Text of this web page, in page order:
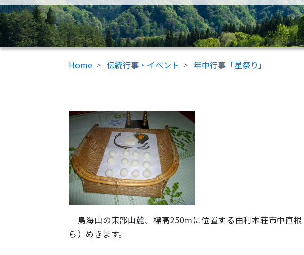
Home 伝統行事・イベント 年中行事「星祭り」
鳥海山の東部山麓、標高250ｍに位置する由利本荘市中直
ら）めきます。